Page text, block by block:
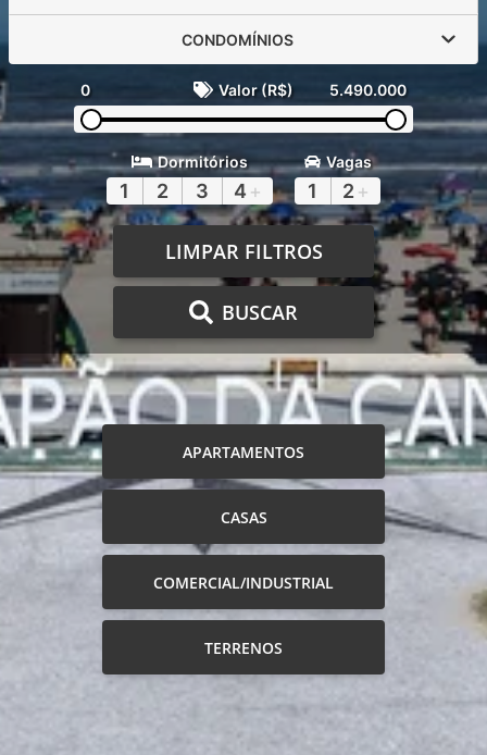
CONDOMÍNIOS
0 Valor (R$) 5.490.000
Dormitórios
1 2 3 4 +
Vagas
1 2 +
LIMPAR FILTROS
BUSCAR
APARTAMENTOS
CASAS
COMERCIAL/INDUSTRIAL
TERRENOS